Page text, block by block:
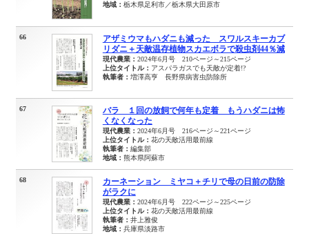
地域： 栃木県足利市／栃木県大田原市
66
アザミウマもハダニも減った スワルスキーカブ
リダニ＋天敵温存植物スカエボラで殺虫剤44％減
現代農業： 2024年6月号 210ページ～215ページ
上位タイトル： アスパラガスでも天敵が定着!?
執筆者： 増澤高亨 長野県病害虫防除所
67
バラ １回の放飼で何年も定着 もうハダニは怖
くなくなった
現代農業： 2024年6月号 216ページ～221ページ
上位タイトル： 花の天敵活用最前線
執筆者： 編集部
地域： 熊本県阿蘇市
68
カーネーション ミヤコ＋チリで母の日前の防除
がラクに
現代農業： 2024年6月号 222ページ～225ページ
上位タイトル： 花の天敵活用最前線
執筆者： 井上雅俊
地域： 兵庫県淡路市